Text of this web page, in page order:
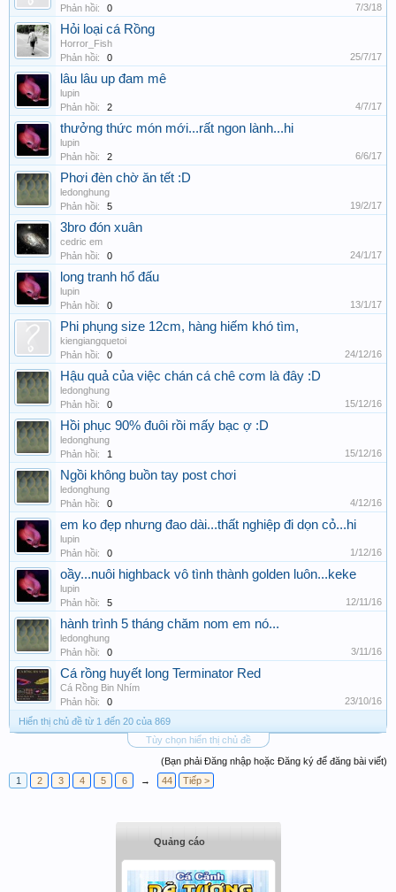
Phản hồi:
0 7/3/18
Hỏi loại cá Rồng
Horror_Fish
Phản hồi:
0 25/7/17
lâu lâu up đam mê
lupin
Phản hồi:
2 4/7/17
thưởng thức món mới...rất ngon lành...hi
lupin
Phản hồi:
2 6/6/17
Phơi đèn chờ ăn tết :D
ledonghung
Phản hồi:
5 19/2/17
3bro đón xuân
cedric em
Phản hồi:
0 24/1/17
long tranh hổ đấu
lupin
Phản hồi:
0 13/1/17
Phi phụng size 12cm, hàng hiếm khó tìm,
kiengiangquetoi
Phản hồi:
0 24/12/16
Hậu quả của việc chán cá chê cơm là đây :D
ledonghung
Phản hồi:
0 15/12/16
Hồi phục 90% đuôi rồi mấy bạc ợ :D
ledonghung
Phản hồi:
1 15/12/16
Ngồi không buồn tay post chơi
ledonghung
Phản hồi:
0 4/12/16
em ko đẹp nhưng đao dài...thất nghiệp đi dọn cỏ...hi
lupin
Phản hồi:
0 1/12/16
oầy...nuôi highback vô tình thành golden luôn...keke
lupin
Phản hồi:
5 12/11/16
hành trình 5 tháng chăm nom em nó...
ledonghung
Phản hồi:
0 3/11/16
Cá rồng huyết long Terminator Red
Cá Rồng Bin Nhím
Phản hồi:
0
23/10/16
Hiển thị chủ đề từ 1 đến 20 của 869
Tùy chọn hiển thị chủ đề
(Bạn phải Đăng nhập hoặc Đăng ký để đăng bài viết)
1
2 3 4 5 6 → 44 Tiếp >
Quảng cáo